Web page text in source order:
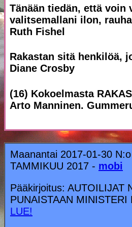
Tänään tiedän, että
valitsemallani ilon,
Ruth Fishel
Rakastan sitä henkilöä,
Diane Crosby
(16) Kokoelmasta
Arto Manninen.
Maanantai 2017-01-30
TAMMIKUU 2017 - mobi
Pääkirjoitus: AUTOILIJAT
PUNAISTAAN MINISTERI
LUE!